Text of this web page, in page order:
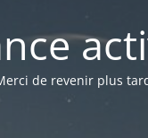
de revenir plus